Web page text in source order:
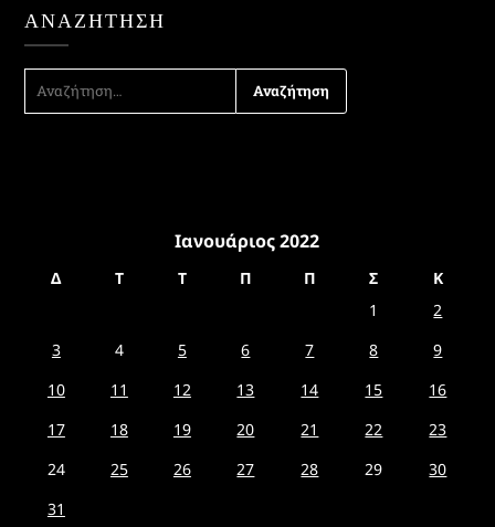
ΑΝΑΖΉΤΗΣΗ
ΑΝΑΖΉΤΗΣΗ
Ιανουάριος 2022
Δ Τ Τ Π Π Σ
Κ
1
2
3
4 5 6 7 8
9
10
11 12 13 14 15
16
17
18 19 20 21 22
23
24
25 26 27 28 29
30
31